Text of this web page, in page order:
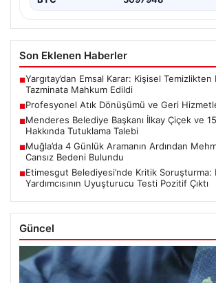
Son Eklenen Haberler
■Yargıtay’dan Emsal Karar: Kişisel Temizlikten
Tazminata Mahkum Edildi
■Profesyonel Atık Dönüşümü ve Geri
■Menderes Belediye Başkanı İlkay Çiçek ve
Hakkında Tutuklama Talebi
■Muğla’da 4 Günlük Aramanın Ardından
Cansız Bedeni Bulundu
■Etimesgut Belediyesi’nde Kritik Soruşturma:
Yardımcısının Uyuşturucu Testi Pozitif Çıktı
Güncel